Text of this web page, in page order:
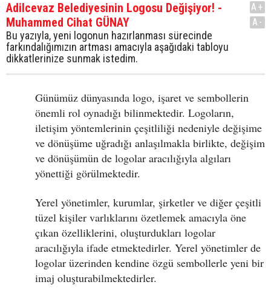
Adilcevaz Belediyesinin Logosu Değişiyor! -
Muhammed Cihat GÜNAY
Bu yazıyla, yeni logonun hazırlanması sürecinde
farkındalığımızın artması amacıyla aşağıdaki tabloyu
dikkatlerinize sunmak istedim.
A+
A-
Günümüz dünyasında logo, işaret ve sembollerin
önemli rol oynadığı bilinmektedir. Logoların,
iletişim yöntemlerinin çeşitliliği nedeniyle değişime
ve dönüşüme uğradığı anlaşılmakla birlikte, değişim
ve dönüşümün de logolar aracılığıyla algıları
yönettiği görülmektedir.
Yerel yönetimler, kurumlar, şirketler ve diğer çeşitli
tüzel kişiler varlıklarını özetlemek amacıyla öne
çıkan özelliklerini, oluşturdukları logolar
aracılığıyla ifade etmektedirler. Yerel yönetimler de
logolar üzerinden kendine özgü sembollerle yeni bir
imaj oluşturabilmektedirler.